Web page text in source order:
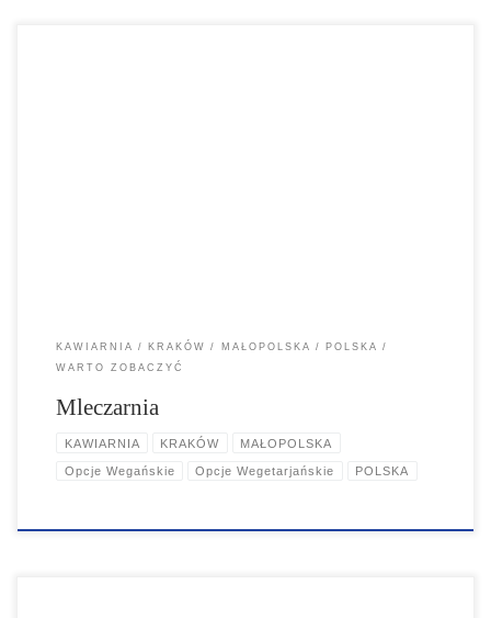
KAWIARNIA KRAKÓW MAŁOPOLSKA
POLSKA
WARTO ZOBACZYĆ
Mleczarnia
KAWIARNIA KRAKÓW MAŁOPOLSKA
Opcje Wegańskie Opcje Wegetarjańskie POLSKA